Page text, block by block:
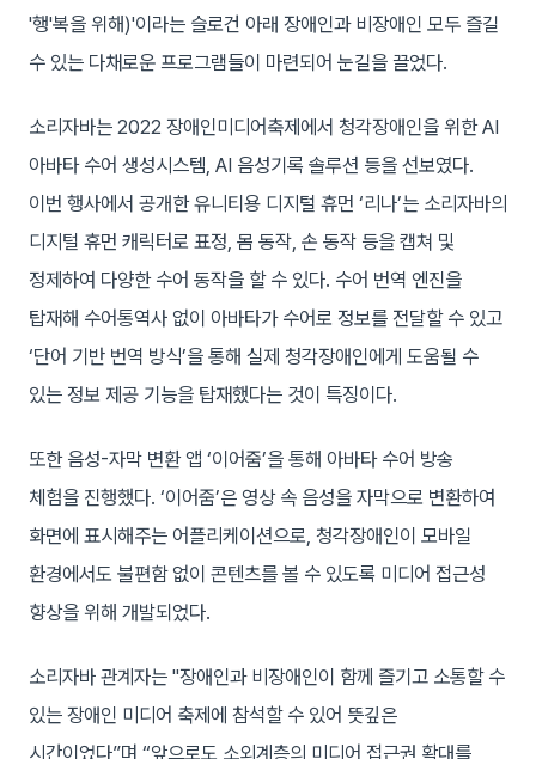
'행'복을 위해)'이라는 슬로건 아래 장애인과 비장애인 모두 즐길
수 있는 다채로운 프로그램들이 마련되어 눈길을 끌었다.
소리자바는 2022 장애인미디어축제에서 청각장애인을 위한 AI
아바타 수어 생성시스템, AI 음성기록 솔루션 등을 선보였다.
이번 행사에서 공개한 유니티용 디지털 휴먼 ‘리나’는 소리자바의
디지털 휴먼 캐릭터로 표정, 몸 동작, 손 동작 등을 캡쳐 및
정제하여 다양한 수어 동작을 할 수 있다. 수어 번역 엔진을
탑재해 수어통역사 없이 아바타가 수어로 정보를 전달할 수 있고
‘단어 기반 번역 방식’을 통해 실제 청각장애인에게 도움될 수
있는 정보 제공 기능을 탑재했다는 것이 특징이다.
또한 음성-자막 변환 앱 ‘이어줌’을 통해 아바타 수어 방송
체험을 진행했다. ‘이어줌’은 영상 속 음성을 자막으로 변환하여
화면에 표시해주는 어플리케이션으로, 청각장애인이 모바일
환경에서도 불편함 없이 콘텐츠를 볼 수 있도록 미디어 접근성
향상을 위해 개발되었다.
소리자바 관계자는 "장애인과 비장애인이 함께 즐기고 소통할 수
있는 장애인 미디어 축제에 참석할 수 있어 뜻깊은
시간이었다”며 “앞으로도 소외계층의 미디어 접근권 확대를